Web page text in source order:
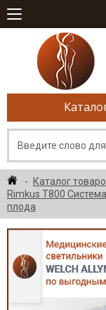
Каталог
Rimkus T800
плода